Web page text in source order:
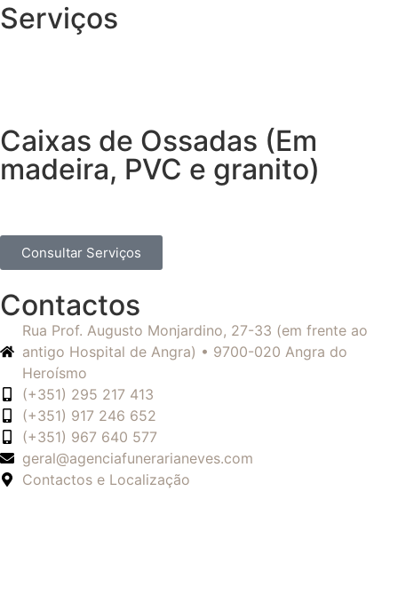
Serviços
Caixas de Ossadas (Em
madeira, PVC e granito)
Consultar Serviços
Contactos
Rua Prof. Augusto Monjardino, 27-33 (em frente ao
antigo Hospital de Angra) • 9700-020 Angra do
Heroísmo
(+351) 295 217 413
(+351) 917 246 652
(+351) 967 640 577
geral@agenciafunerarianeves.com
Contactos e Localização